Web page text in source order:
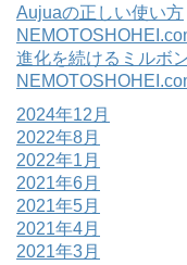
Aujuaの正しい使い方
進化を続けるミルボ
2024年12月
2022年8月
2022年1月
2021年6月
2021年5月
2021年4月
2021年3月